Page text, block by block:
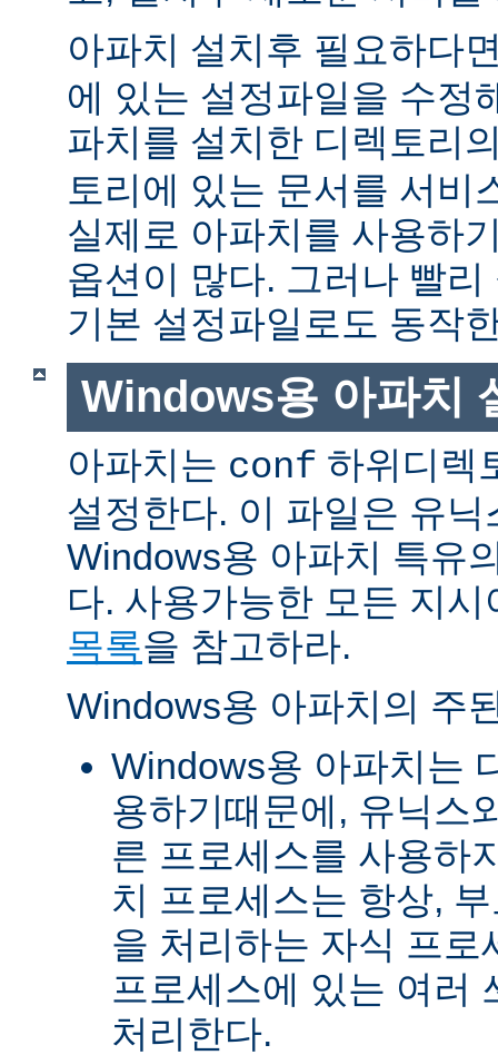
아파치 설치후 필요하다
에 있는 설정파일을 수정
파치를 설치한 디렉토리
토리에 있는 문서를 서비
실제로 아파치를 사용하
옵션이 많다. 그러나 빨
기본 설정파일로도 동작
Windows용 아파치
아파치는 conf 하위디렉
설정한다. 이 파일은 유
Windows용 아파치 특유
다. 사용가능한 모든 지
목록을 참고하라.
Windows용 아파치의 주
Windows용 아파치는
용하기때문에, 유닉스
른 프로세스를 사용하
치 프로세스는 항상,
을 처리하는 자식 프로
프로세스에 있는 여러
처리한다.